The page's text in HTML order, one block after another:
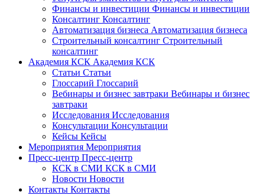
Финансы и инвестиции Финансы и инвестиции
Консалтинг Консалтинг
Автоматизация бизнеса Автоматизация бизнеса
Строительный консалтинг Строительный
консалтинг
Академия КСК Академия КСК
Статьи Статьи
Глоссарий Глоссарий
Вебинары и бизнес завтраки Вебинары и бизнес
завтраки
Исследования Исследования
Консультации Консультации
Кейсы Кейсы
Мероприятия Мероприятия
Пресс-центр Пресс-центр
КСК в СМИ КСК в СМИ
Новости Новости
Контакты Контакты